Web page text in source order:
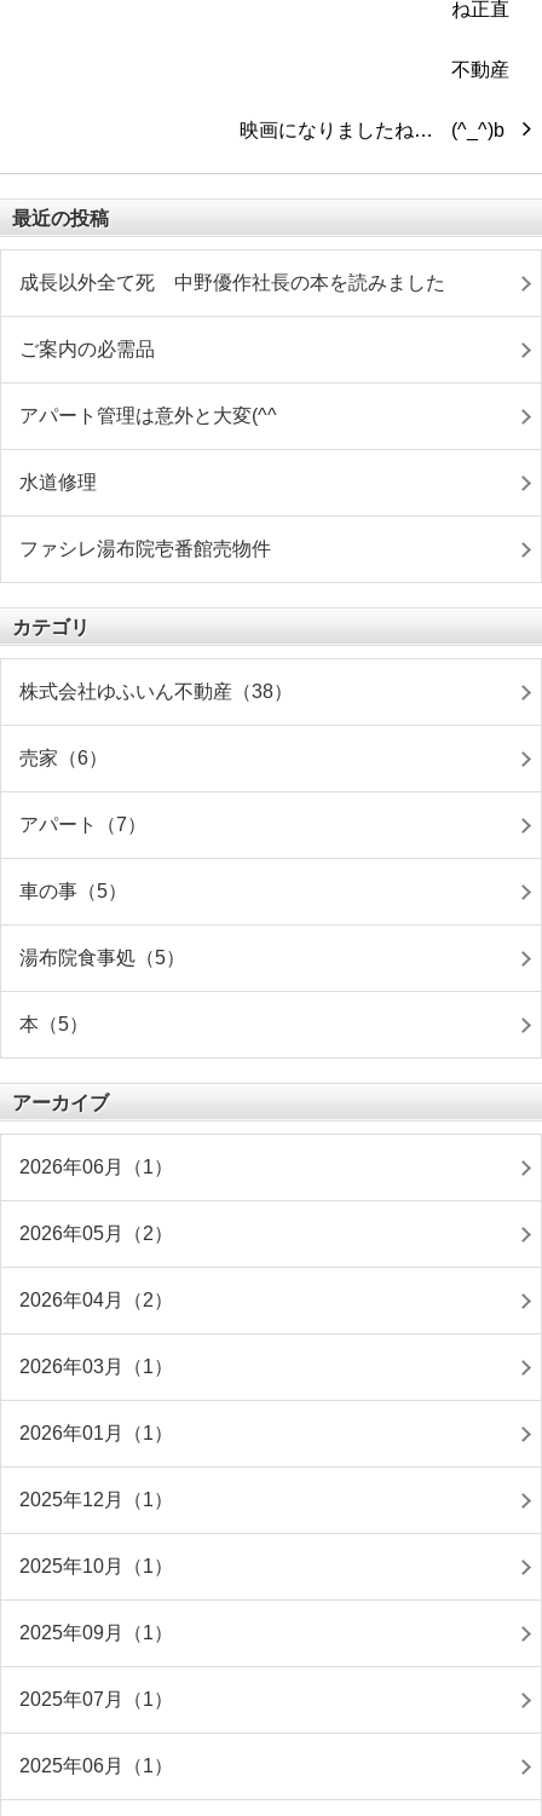
映画になりましたね…
最近の投稿
成長以外全て死 中野優作社長の本を読みました
ご案内の必需品
アパート管理は意外と大変(^^ゞ
水道修理
ファシレ湯布院壱番館売物件
カテゴリ
株式会社ゆふいん不動産（38）
売家（6）
アパート（7）
車の事（5）
湯布院食事処（5）
本（5）
アーカイブ
2026年06月（1）
2026年05月（2）
2026年04月（2）
2026年03月（1）
2026年01月（1）
2025年12月（1）
2025年10月（1）
2025年09月（1）
2025年07月（1）
2025年06月（1）